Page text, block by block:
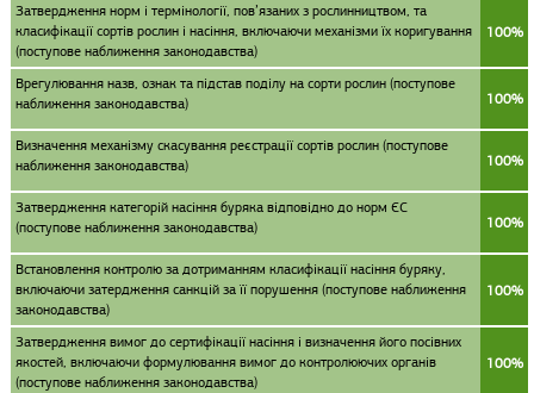
Затвердження норм і термінології, пов’язаних з рослинництвом, та
класифікації сортів рослин і насіння, включаючи механізми їх коригування
(поступове наближення законодавства)
100%
Врегулювання назв, ознак та підстав поділу на сорти рослин (поступове
наближення законодавства)
100%
Визначення механізму скасування реєстрації сортів рослин (поступове
наближення законодавства)
100%
Затвердження категорій насіння буряка відповідно до норм ЄС
(поступове наближення законодавства)
100%
Встановлення контролю за дотриманням класифікації насіння буряку,
включаючи затердження санкцій за її порушення (поступове наближення
законодавства)
100%
Затвердження вимог до сертифікації насіння і визначення його посівних
якостей, включаючи формулювання вимог до контролюючих органів
(поступове наближення законодавства)
100%